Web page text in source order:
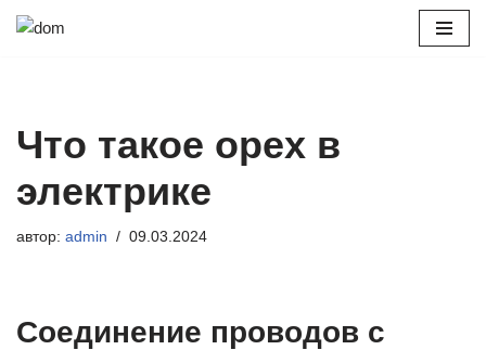
Что такое орех в
электрике
автор: admin 09.03.2024
Соединение проводов с